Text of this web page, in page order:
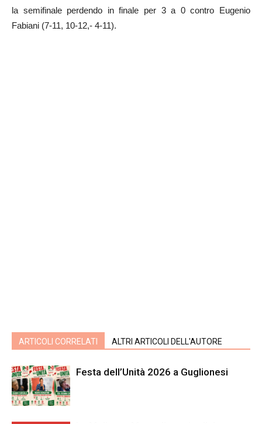
la semifinale perdendo in finale per 3 a 0 contro Eugenio
Fabiani (7-11, 10-12,- 4-11).
ARTICOLI CORRELATI ALTRI ARTICOLI DELL'AUTORE
Festa dell’Unità 2026 a Guglionesi